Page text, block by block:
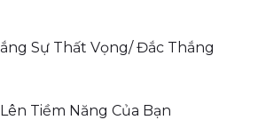
Sự Thất Vọng/ Đắc Thắng
Tiềm Năng Của Bạn